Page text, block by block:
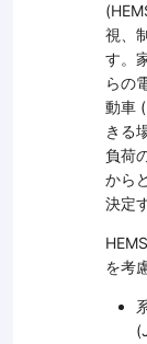
視、
す。
らの
動車
きる
負荷
から
決定
を考